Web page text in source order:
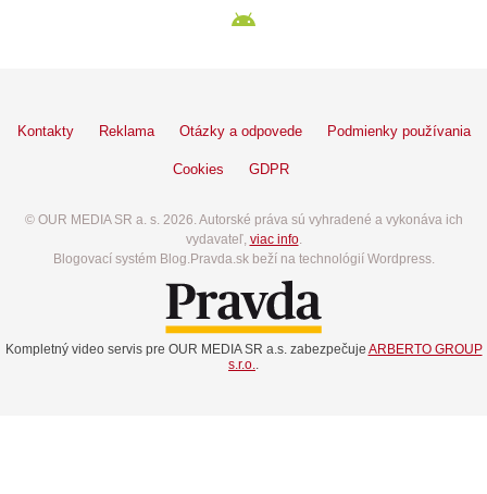
Kontakty Reklama Otázky a odpovede Podmienky používania
Cookies GDPR
© OUR MEDIA SR a. s. 2026. Autorské práva sú vyhradené a vykonáva ich
vydavateľ, viac info.
Blogovací systém Blog.Pravda.sk beží na technológií Wordpress.
Kompletný video servis pre OUR MEDIA SR a.s. zabezpečuje ARBERTO GROUP
s.r.o..